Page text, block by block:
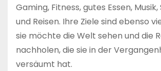
Gaming, Fitness, gutes Essen,
und Reisen. Ihre Ziele sind ebenso
sie möchte die Welt sehen und die
nachholen, die sie in der
versäumt hat.